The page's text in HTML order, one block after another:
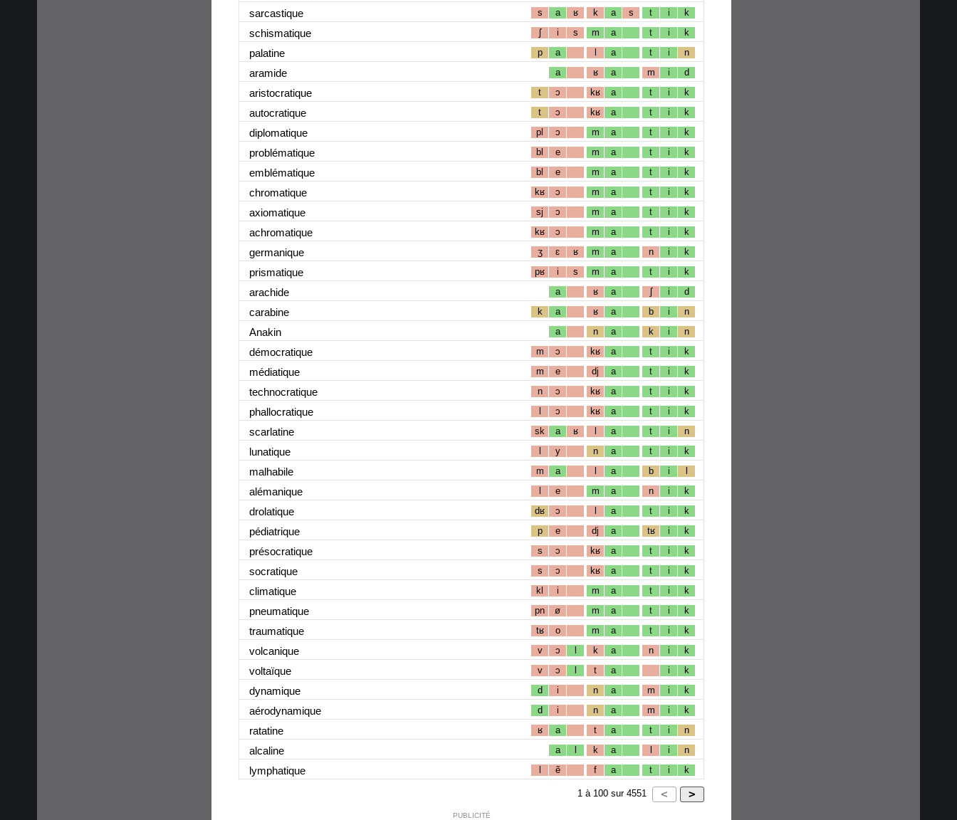
sarcastique s a ʁ k a s t i k
schismatique ʃ i s m a t i k
palatine p a l a t i n
aramide a ʁ a m i d
aristocratique t ɔ kʁ a t i k
autocratique t ɔ kʁ a t i k
diplomatique pl ɔ m a t i k
problématique bl e m a t i k
emblématique bl e m a t i k
chromatique kʁ ɔ m a t i k
axiomatique sj ɔ m a t i k
achromatique kʁ ɔ m a t i k
germanique ʒ ɛ ʁ m a n i k
prismatique pʁ i s m a t i k
arachide a ʁ a ʃ i d
carabine k a ʁ a b i n
Anakin a n a k i n
démocratique m ɔ kʁ a t i k
médiatique m e dj a t i k
technocratique n ɔ kʁ a t i k
phallocratique l ɔ kʁ a t i k
scarlatine sk a ʁ l a t i n
lunatique l y n a t i k
malhabile m a l a b i l
alémanique l e m a n i k
drolatique dʁ ɔ l a t i k
pédiatrique p e dj a tʁ i k
présocratique s ɔ kʁ a t i k
socratique s ɔ kʁ a t i k
climatique kl i m a t i k
pneumatique pn ø m a t i k
traumatique tʁ o m a t i k
volcanique v ɔ l k a n i k
voltaïque v ɔ l t a i k
dynamique d i n a m i k
aérodynamique d i n a m i k
ratatine ʁ a t a t i n
alcaline a l k a l i n
lymphatique l ẽ f a t i k
1 à 100 sur 4551
PUBLICITÉ